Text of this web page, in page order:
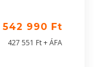
542 990 Ft
427 551 Ft + ÁFA